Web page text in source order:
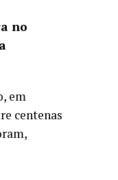
no
em
centenas